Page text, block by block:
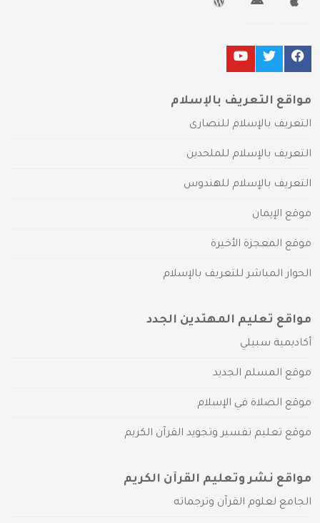
مواقع التعريف بالإسلام
التعريف بالإسلام للنصارى
التعريف بالإسلام للملحدين
التعريف بالإسلام للهندوس
موقع الإيمان
موقع المعجزة الأخيرة
الحوار المباشر للتعريف بالإسلام
مواقع تعليم المهتدين الجدد
أكاديمية سبيلي
موقع المسلم الجديد
موقع الصلاة في الإسلام
موقع تعليم تفسير وتجويد القرآن الكريم
مواقع نشر وتعليم القرآن الكريم
الجامع لعلوم القرآن وترجماته